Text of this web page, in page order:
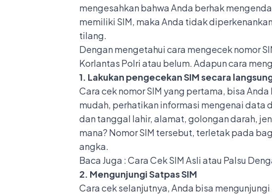
mengesahkan bahwa Anda berhak
memiliki SIM, maka Anda tidak
tilang.
Dengan mengetahui cara mengecek nomor
Korlantas Polri atau belum. Adapun cara
1. Lakukan pengecekan SIM secara
Cara cek nomor SIM yang pertama, bisa
mudah, perhatikan informasi mengenai data
dan tanggal lahir, alamat, golongan darah,
mana? Nomor SIM tersebut, terletak pada
angka.
Baca Juga :Cara Cek SIM Asli atau Palsu
2. Mengunjungi Satpas SIM
Cara cek selanjutnya, Anda bisa